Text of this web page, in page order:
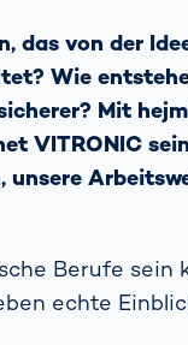
das von der
Wie
Mit
VITRONIC
unsere
Berufe sein
echte